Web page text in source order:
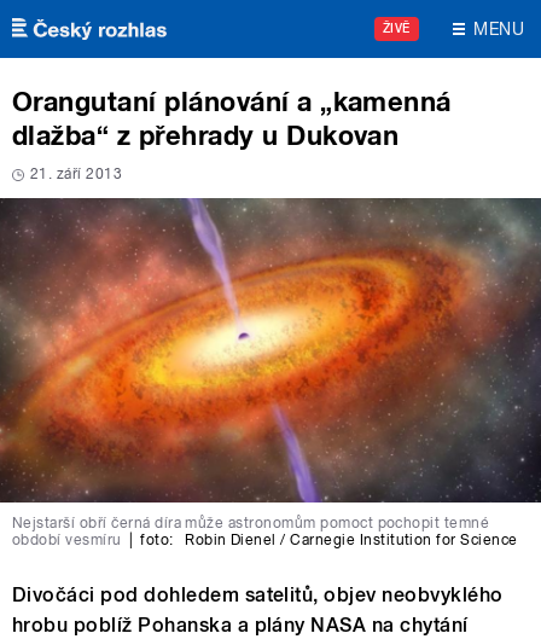
Přejít k hlavnímu obsahu
ŽIVĚ MENU
Orangutaní plánování a „kamenná
dlažba“ z přehrady u Dukovan
21. září 2013
Nejstarší obří černá díra může astronomům pomoct pochopit temné
období vesmíru
foto: Robin Dienel / Carnegie Institution for Science
Divočáci pod dohledem satelitů, objev neobvyklého
hrobu poblíž Pohanska a plány NASA na chytání